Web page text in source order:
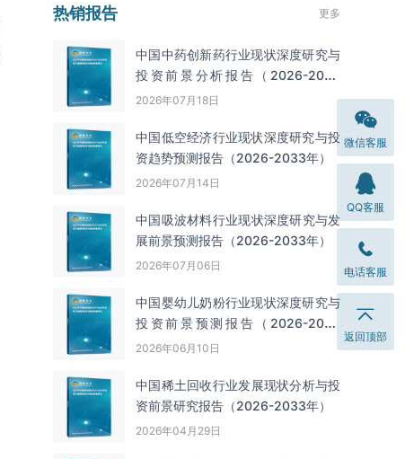
热销报告 更多
中国中药创新药行业现状深度研究与
投资前景分析报告（2026-2033
年）
2026年07月18日
中国低空经济行业现状深度研究与投
资趋势预测报告（2026-2033年）
2026年07月14日
中国吸波材料‌‌‌行业现状深度研究与发
展前景预测报告（2026-2033年）
2026年07月06日
中国婴幼儿奶粉行业现状深度研究与
投资前景预测报告（2026-2033
年）
2026年06月10日
中国‌‌稀土回收‌‌行业发展现状分析与投
资前景研究报告（2026-2033年）
2026年04月29日
微信客服
QQ客服
电话客服
返回顶部